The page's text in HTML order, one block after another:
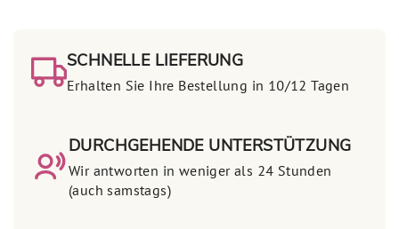
SCHNELLE LIEFERUNG
Erhalten Sie Ihre Bestellung in 10/12 Tagen
DURCHGEHENDE UNTERSTÜTZUNG
Wir antworten in weniger als 24 Stunden
(auch samstags)